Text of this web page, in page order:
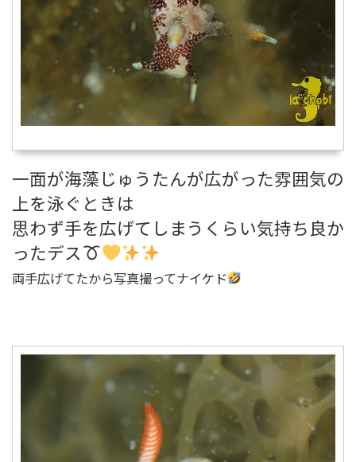
一面が海藻じゅうたんが広がった雰囲気の
上を泳ぐときは
思わず手を広げてしまうくらい気持ち良か
ったデス
両手広げてたから写真撮ってナイケド